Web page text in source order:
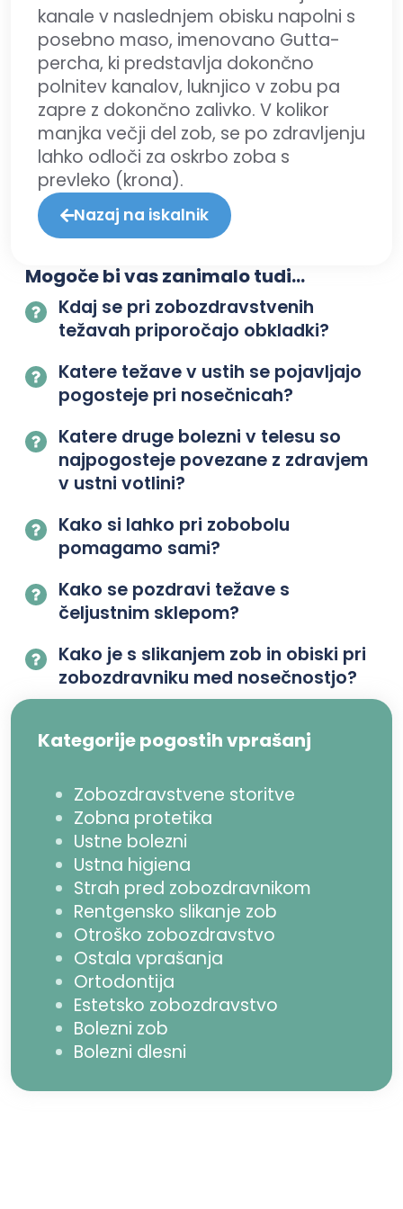
kanale v naslednjem obisku napolni s
posebno maso, imenovano Gutta-
percha, ki predstavlja dokončno
polnitev kanalov, luknjico v zobu pa
zapre z dokončno zalivko. V kolikor
manjka večji del zob, se po zdravljenju
lahko odloči za oskrbo zoba s
prevleko (krona).
Nazaj na iskalnik
Mogoče bi vas zanimalo tudi...
Kdaj se pri zobozdravstvenih
težavah priporočajo obkladki?
Katere težave v ustih se pojavljajo
pogosteje pri nosečnicah?
Katere druge bolezni v telesu so
najpogosteje povezane z zdravjem
v ustni votlini?
Kako si lahko pri zobobolu
pomagamo sami?
Kako se pozdravi težave s
čeljustnim sklepom?
Kako je s slikanjem zob in obiski pri
zobozdravniku med nosečnostjo?
Kategorije pogostih vprašanj
Zobozdravstvene storitve
Zobna protetika
Ustne bolezni
Ustna higiena
Strah pred zobozdravnikom
Rentgensko slikanje zob
Otroško zobozdravstvo
Ostala vprašanja
Ortodontija
Estetsko zobozdravstvo
Bolezni zob
Bolezni dlesni